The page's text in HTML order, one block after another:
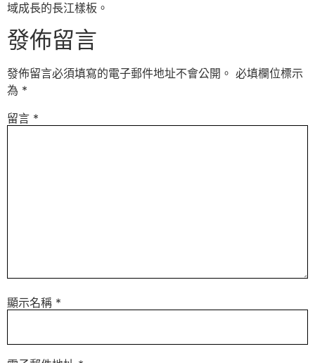
域成長的長江樣板。
發佈留言
發佈留言必須填寫的電子郵件地址不會公開。 必填欄位標示
為 *
留言 *
顯示名稱 *